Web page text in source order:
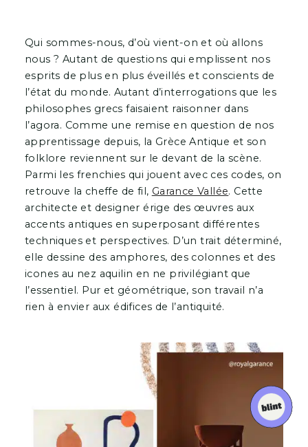
Qui sommes-nous, d’où vient-on et où allons
nous ? Autant de questions qui emplissent nos
esprits de plus en plus éveillés et conscients de
l’état du monde. Autant d’interrogations que les
philosophes grecs faisaient raisonner dans
l’agora. Comme une remise en question de nos
apprentissage depuis, la Grèce Antique et son
folklore reviennent sur le devant de la scène.
Parmi les frenchies qui jouent avec ces codes, on
retrouve la cheffe de fil, Garance Vallée. Cette
architecte et designer érige des œuvres aux
accents antiques en superposant différentes
techniques et perspectives. D’un trait déterminé,
elle dessine des amphores, des colonnes et des
icones au nez aquilin en ne privilégiant que
l’essentiel. Pur et géométrique, son travail n’a
rien à envier aux édifices de l’antiquité.